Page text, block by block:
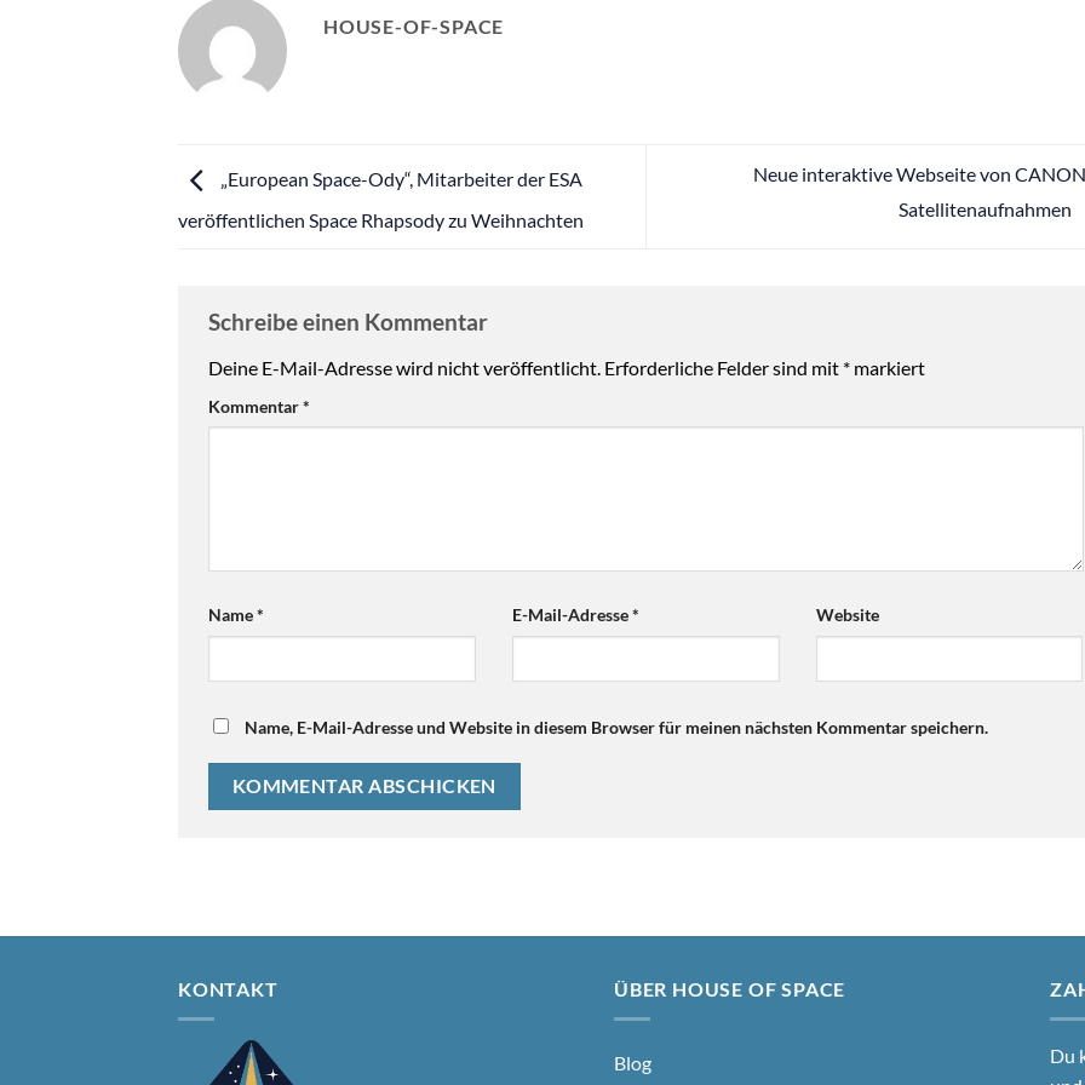
HOUSE-OF-SPACE
„European Space-Ody“, Mitarbeiter der ESA
veröffentlichen Space Rhapsody zu Weihnachten
Neue interaktive Webseite von
Satellitenaufnahmen
Schreibe einen Kommentar
Deine E-Mail-Adresse wird nicht veröffentlicht. Erforderliche Felder sind mit * markiert
Kommentar*
Name* E-Mail-Adresse* Website
Name, E-Mail-Adresse und Website in diesem Browser für meinen nächsten Kommentar speichern.
KONTAKT ÜBER HOUSE OF SPACE
Blog
Du